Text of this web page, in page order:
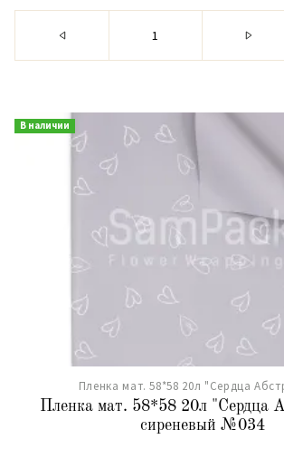
В наличии
Пленка мат. 58*58 20л "Сердца
Пленка мат. 58*58 20л "Сердца
сиреневый №034